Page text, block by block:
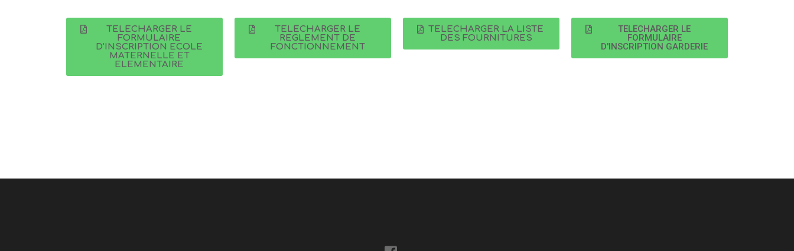
TELECHARGER LE
FORMULAIRE
D'INSCRIPTION ECOLE
MATERNELLE ET
ELEMENTAIRE
TELECHARGER LE
REGLEMENT DE
FONCTIONNEMENT
TELECHARGER LA LISTE
DES FOURNITURES
TELECHARGER LE
FORMULAIRE
D'INSCRIPTION GARDERIE